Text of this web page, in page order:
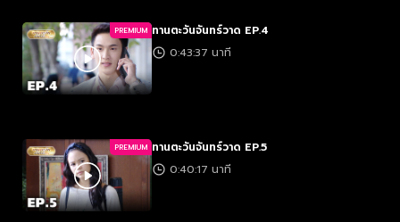
PREMIUM ทานตะวันจันทร์วาด EP.4
0:43:37 นาที
PREMIUM ทานตะวันจันทร์วาด EP.5
0:40:17 นาที